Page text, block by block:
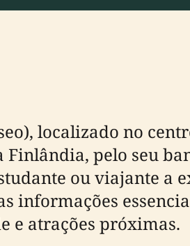
localizado no
pelo seu
ou viajante a
informações
e atrações próximas.